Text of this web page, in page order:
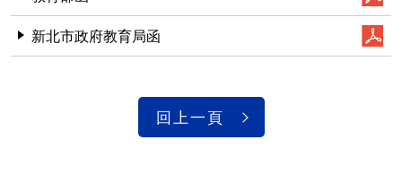
新北市政府教育局函
回上一頁